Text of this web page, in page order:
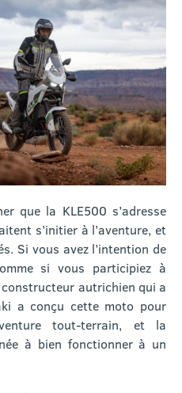
que la KLE500 s’adresse
s’initier à l’aventure, et
Si vous avez l’intention de
si vous participiez à
constructeur autrichien qui a
a conçu cette moto pour
tout-terrain, et la
à bien fonctionner à un